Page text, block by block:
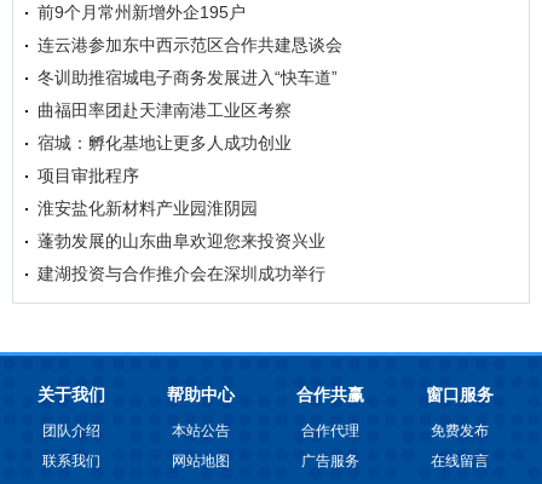
前9个月常州新增外企195户
连云港参加东中西示范区合作共建恳谈会
冬训助推宿城电子商务发展进入“快车道”
曲福田率团赴天津南港工业区考察
宿城：孵化基地让更多人成功创业
项目审批程序
淮安盐化新材料产业园淮阴园
蓬勃发展的山东曲阜欢迎您来投资兴业
建湖投资与合作推介会在深圳成功举行
关于我们
团队介绍
联系我们
帮助中心
本站公告
网站地图
合作共赢
合作代理
广告服务
窗口服务
免费发布
在线留言